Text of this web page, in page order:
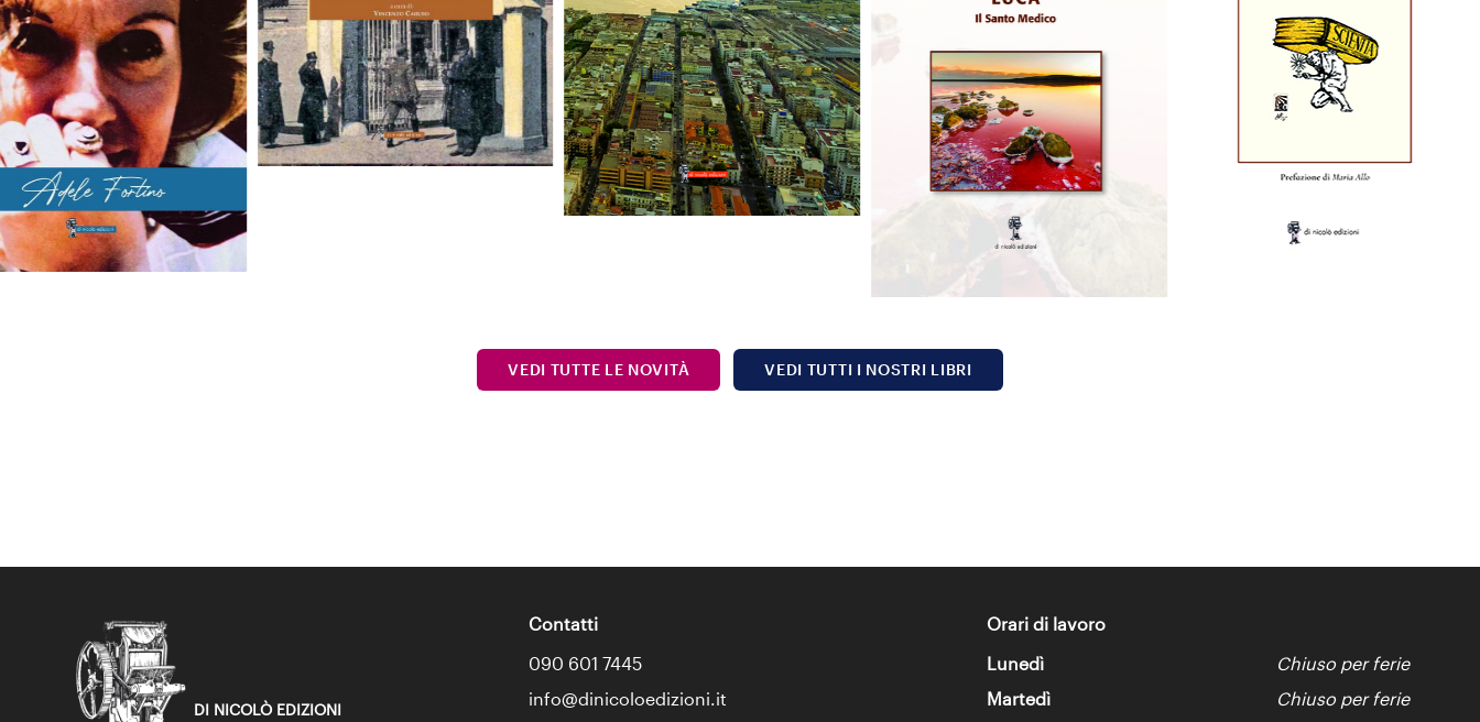
VEDI TUTTE LE NOVITÀ VEDI TUTTI I NOSTRI LIBRI
DI NICOLÒ EDIZIONI
Contatti
090 601 7445
info@dinicoloedizioni.it
Orari di lavoro
Lunedì
Chiuso per ferie
Martedì
Chiuso per ferie